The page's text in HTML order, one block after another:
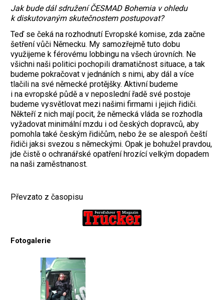
Jak bude dál sdružení ČESMAD Bohemia v ohledu
k diskutovaným skutečnostem postupovat?
Teď se čeká na rozhodnutí Evropské komise, zda začne
šetření vůči Německu. My samozřejmě tuto dobu
využijeme k férovému lobbingu na všech úrovních. Ne
všichni naši politici pochopili dramatičnost situace, a tak
budeme pokračovat v jednáních s nimi, aby dál a více
tlačili na své německé protějšky. Aktivní budeme
i na evropské půdě a v neposlední řadě své postoje
budeme vysvětlovat mezi našimi firmami i jejich řidiči.
Někteří z nich mají pocit, že německá vláda se rozhodla
vyžadovat minimální mzdu i od českých dopravců, aby
pomohla také českým řidičům, nebo že se alespoň čeští
řidiči jaksi svezou s německými. Opak je bohužel pravdou,
jde čistě o ochranářské opatření hrozící velkým dopadem
na naši zaměstnanost.
Převzato z časopisu
Fotogalerie